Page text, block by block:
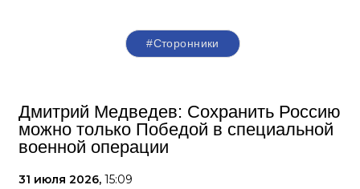
#Сторонники
Дмитрий Медведев: Сохранить Россию
можно только Победой в специальной
военной операции
31 июля 2026, 15:09